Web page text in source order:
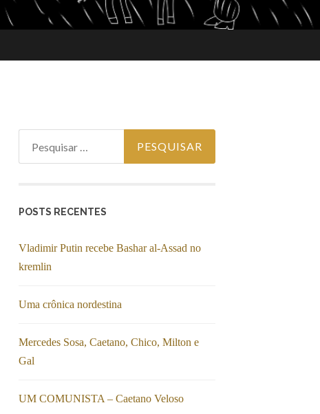
POSTS RECENTES
Vladimir Putin recebe Bashar al-Assad no
kremlin
Uma crônica nordestina
Mercedes Sosa, Caetano, Chico, Milton e
Gal
UM COMUNISTA – Caetano Veloso